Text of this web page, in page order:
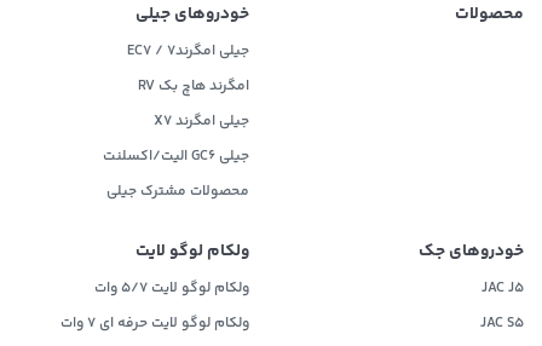
محصولات خودروهای جیلی
جیلی امگرند۷ / EC7
امگرند هاچ بک RV
جیلی امگرند X7
جیلی GC6 الیت/اکسلنت
محصولات مشترک جیلی
خودروهای جک
JAC J5
JAC S5
ولکام لوگو لایت
ولکام لوگو لایت 5/7 وات
ولکام لوگو لایت حرفه ای 7 وات